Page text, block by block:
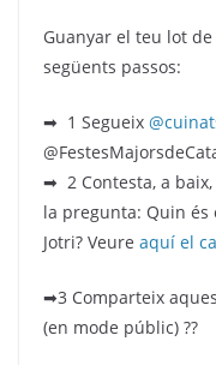
Guanyar el teu lot
següents passos:
➡ 1 Segueix
➡ 2 Contesta, a baix,
la pregunta: Quin
Jotri? Veure aquí el
➡3 Comparteix
(en mode públic) ??